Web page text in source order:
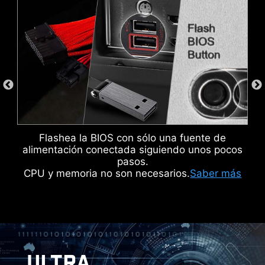
Flashea la BIOS con sólo una fuente de
alimentación conectada siguiendo unos pocos
pasos.
CPU y memoria no son necesarios.Saber más
DOBLE PROTECCIÓN ESD
Una vez conectado a Internet, MSI Driver Utility
Installer detectará y presentará
automáticamente los drivers y utilidades